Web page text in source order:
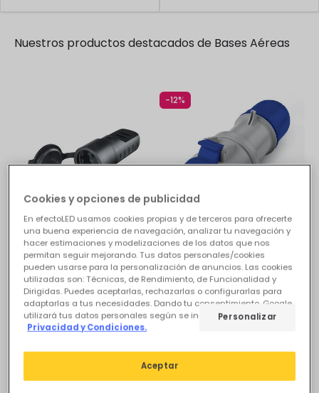
Nuestros productos destacados de Bases Aéreas
3,95 €
( 3)
Enchufe Prolongador tipo
F 2P+T 16A 250V AC SCAME
SC-1103160-PRF-NG
En Stock, entrega en
-12%
Antes 6,95 €
6,15 €
PROMO
Base Aérea Industrial
CETAC 16A IP54 Optima
En Stock, entrega en
48/72h
Cookies y opciones de publicidad
En efectoLED usamos cookies propias y de terceros para ofrecerte
una buena experiencia de navegación, analizar tu navegación y
hacer estimaciones y modelizaciones de los datos que nos
permitan seguir mejorando. Tus datos personales/cookies
pueden usarse para la personalización de anuncios. Las cookies
utilizadas son: Técnicas, de Rendimiento, de Funcionalidad y
Dirigidas. Puedes aceptarlas, rechazarlas o configurarlas para
adaptarlas a tus necesidades. Dando tu consentimiento, Google
utilizará tus datos personales según se indica en su sitio de
Privacidad y Condiciones.
Aceptar
Personalizar